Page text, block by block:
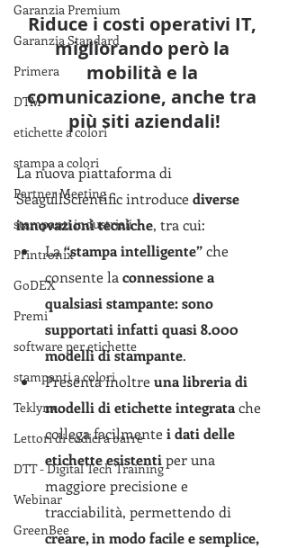
Garanzia Premium
Garanzia Standard
Primera
DTM
etichette a colori
stampa a colori
Partner Meeting
stampanti industriali
Printronix
GoDEX
Premi
software per etichette
stampanti a colori
Teklynx
Lettori di codici a barre
DTT - Digital Tech Training
Webinar
GreenBee
Riduce i costi operativi IT,
migliorando però la
mobilità e la
comunicazione, anche tra
più siti aziendali!
La nuova piattaforma di
SeagullScientific introduce diverse
innovazioni tecniche, tra cui:
La “stampa intelligente” che
consente la connessione a
qualsiasi stampante: sono
supportati infatti quasi 8.000
modelli di stampante.
Presenta inoltre una libreria di
modelli di etichette integrata che
collega facilmente i dati delle
etichette esistenti per una
maggiore precisione e
tracciabilità, permettendo di
creare, in modo facile e semplice,